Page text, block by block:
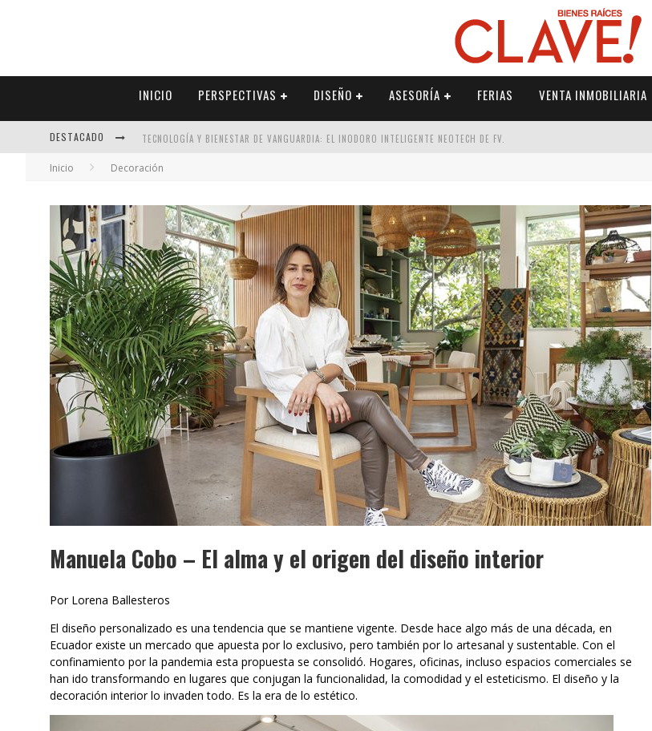
INICIO PERSPECTIVAS DISEÑO ASESORÍA FERIAS VENTA INMOBILIARIA
DESTACADO TECNOLOGÍA Y BIENESTAR DE VANGUARDIA: EL INODORO INTELIGENTE NEOTECH DE FV.
SECTOR INMOBILIARIO – RECUPERACIÓN A PASO FIRME
ALEXANDRA BEDOYA – LA CONSTANCIA DETRÁS DE LA PALETERÍA
EL DESPERTAR DE LA CALIDEZ: ACABADOS DORADOS DE FV PARA ELEVAR TU ESPACIO
Inicio Decoración
Manuela Cobo – El alma y el origen del diseño interior
Por Lorena Ballesteros
El diseño personalizado es una tendencia que se mantiene vigente. Desde hace algo más de una década, en
Ecuador existe un mercado que apuesta por lo exclusivo, pero también por lo artesanal y sustentable. Con el
confinamiento por la pandemia esta propuesta se consolidó. Hogares, oficinas, incluso espacios comerciales se
han ido transformando en lugares que conjugan la funcionalidad, la comodidad y el esteticismo. El diseño y la
decoración interior lo invaden todo. Es la era de lo estético.
SAINT-GOBAIN IMPTEK – XI CONVENCIÓN
INTERNACIONAL